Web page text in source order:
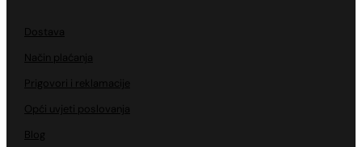
Dostava
Način plaćanja
Prigovori i reklamacije
Opći uvjeti poslovanja
Blog